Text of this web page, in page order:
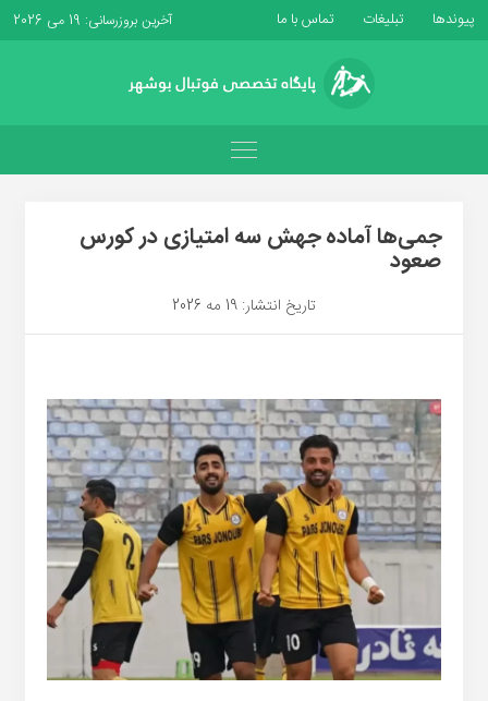
پیوندها تبلیغات تماس با ما آخرین بروزرسانی: 19 می 2026
جمی‌ها آماده جهش سه امتیازی در کورس
صعود
تاریخ انتشار: 19 مه 2026